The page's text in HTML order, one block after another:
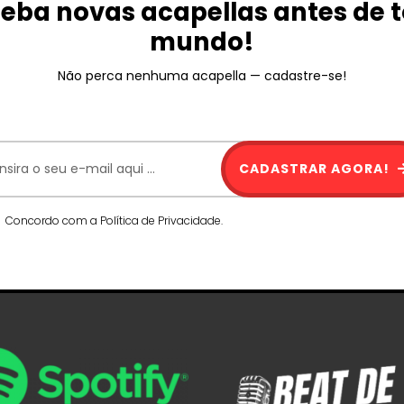
novas acapellas antes de
mundo!
Não perca nenhuma acapella — cadastre-se!
Concordo com a Política de Privacidade.
CADASTRAR AGORA!